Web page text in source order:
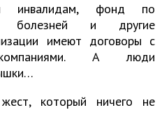
инвалидам, фонд по
болезней и другие
имеют договоры с
компаниями. А люди
который ничего не